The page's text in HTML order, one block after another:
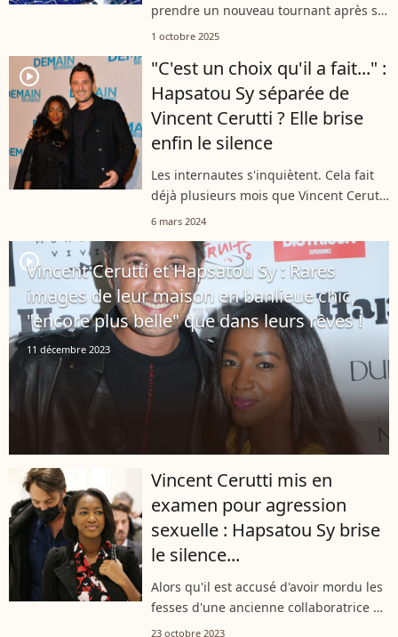
prendre un nouveau tournant après sa
mise en examen en octobre 2023.
mercredi 1er octobre 2025,
l’animateur...
1 octobre 2025
player2
"C'est un choix qu'il a fait..." :
Hapsatou Sy séparée de
Vincent Cerutti ? Elle brise
enfin le silence
Les internautes s'inquiètent. Cela fait
déjà plusieurs mois que Vincent Cerutti
n'apparaît plus sur les réseaux sociaux.
agression sexuelle a été...
6 mars 2024
player2
Vincent Cerutti et Hapsatou Sy : Rares
images de leur maison en banlieue chic,
"encore plus belle" que dans leurs rêves !
11 décembre 2023
Vincent Cerutti mis en
examen pour agression
sexuelle : Hapsatou Sy brise
le silence...
Alors qu'il est accusé d'avoir mordu les
fesses d'une ancienne collaboratrice à
deux reprises, Vincent Cerutti n'a pas
23 octobre 2023